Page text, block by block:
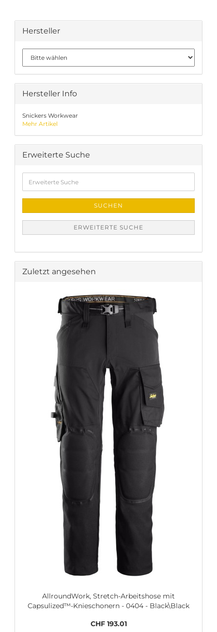
Hersteller
Hersteller Info
Snickers Workwear
Mehr Artikel
Erweiterte Suche
Suche
SUCHEN
ERWEITERTE SUCHE
Zuletzt angesehen
AllroundWork, Stretch-Arbeitshose mit
Capsulized™-Knieschonern - 0404 - Black\Black
CHF 193.01